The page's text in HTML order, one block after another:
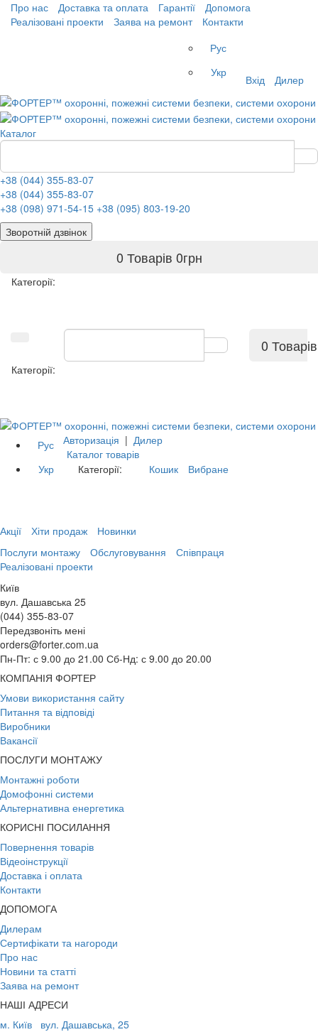
Про нас Доставка та оплата Гарантії
Допомога
Реалізовані проекти
Заява на ремонт
Контакти
Рус
Укр
Вхід Дилер
Каталог
+38 (044) 355-83-07
+38 (044) 355-83-07
+38 (098) 971-54-15 +38 (095) 803-19-20
Зворотній дзвінок
0 Товарів 0грн
Категорії:
0 Товарів
Категорії:
Рус
Укр
Авторизація | Дилер
Каталог товарів
Категорії:
Кошик Вибране
Акції Хіти продаж
Новинки
Послуги монтажу
Обслуговування
Співпраця
Реалізовані проекти
Київ
вул. Дашавська 25
(044) 355-83-07
Передзвоніть мені
orders@forter.com.ua
Пн-Пт: с 9.00 до 21.00 Сб-Нд: с 9.00 до 20.00
КОМПАНІЯ ФОРТЕР
Умови використання сайту
Питання та відповіді
Виробники
Вакансії
ПОСЛУГИ МОНТАЖУ
Монтажні роботи
Домофонні системи
Альтернативна енергетика
КОРИСНІ ПОСИЛАННЯ
Повернення товарів
Відеоінструкції
Доставка і оплата
Контакти
ДОПОМОГА
Дилерам
Сертифікати та нагороди
Про нас
Новини та статті
Заява на ремонт
НАШІ АДРЕСИ
м. Київ
вул. Дашавська, 25